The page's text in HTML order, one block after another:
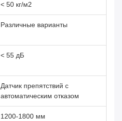
< 50 кг/м2
Различные варианты
< 55 дБ
Датчик препятствий с
автоматическим отказом
1200-1800 мм